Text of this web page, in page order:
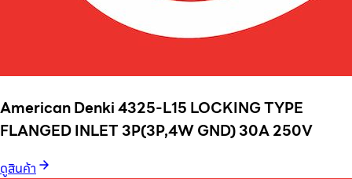
American Denki 4325-L15 LOCKING TYPE
FLANGED INLET 3P(3P,4W GND) 30A 250V
ดูสินค้า